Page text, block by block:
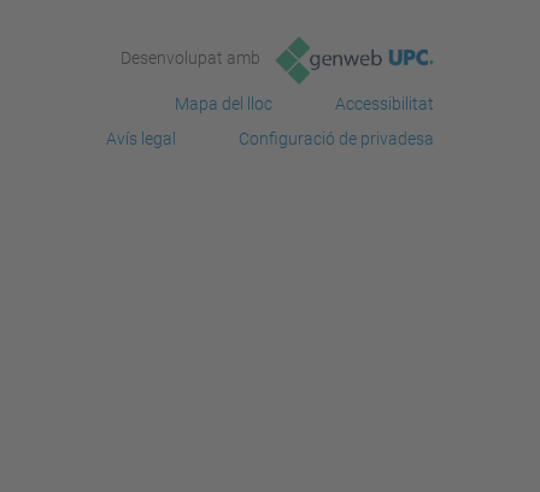
Desenvolupat amb
Mapa del lloc
Accessibilitat
Avís legal
Configuració de privadesa